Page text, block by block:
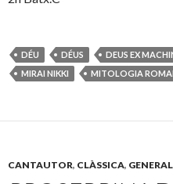
DÉU DÉUS DEUS EX
MIRAI NIKKI
MITOLOGIA
CANTAUTOR, CLÀSSICA, GENERAL